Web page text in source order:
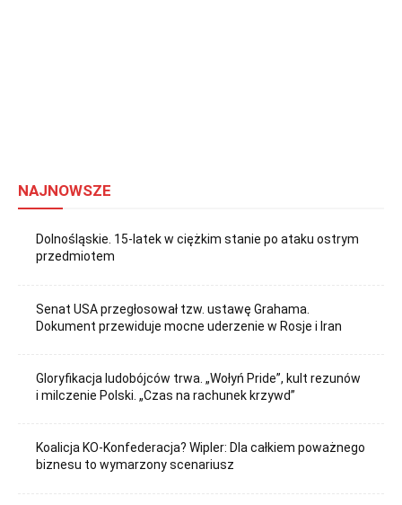
NAJNOWSZE
Dolnośląskie. 15-latek w ciężkim stanie po ataku ostrym
przedmiotem
Senat USA przegłosował tzw. ustawę Grahama.
Dokument przewiduje mocne uderzenie w Rosje i Iran
Gloryfikacja ludobójców trwa. „Wołyń Pride”, kult rezunów
i milczenie Polski. „Czas na rachunek krzywd”
Koalicja KO-Konfederacja? Wipler: Dla całkiem poważnego
biznesu to wymarzony scenariusz